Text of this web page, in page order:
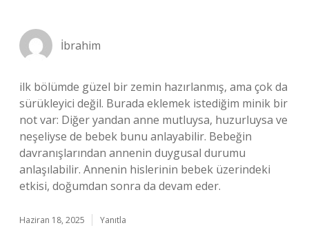
İbrahim
ilk bölümde güzel bir zemin hazırlanmış, ama çok da
sürükleyici değil. Burada eklemek istediğim minik bir
not var: Diğer yandan anne mutluysa, huzurluysa ve
neşeliyse de bebek bunu anlayabilir. Bebeğin
davranışlarından annenin duygusal durumu
anlaşılabilir. Annenin hislerinin bebek üzerindeki
etkisi, doğumdan sonra da devam eder.
Haziran 18, 2025 Yanıtla